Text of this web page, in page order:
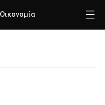
Οικονομία